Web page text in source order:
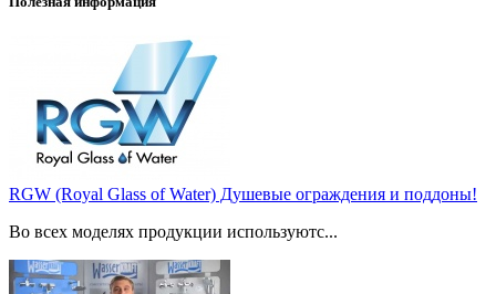
RGW (Royal Glass of Water) Душевые ограждения и поддоны!
Во всех моделях продукции используютс...